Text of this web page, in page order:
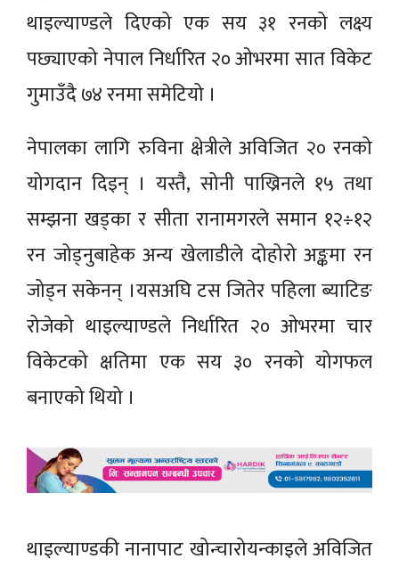
थाइल्याण्डले दिएको एक सय ३१ रनको लक्ष्य
पछ्याएको नेपाल निर्धारित २० ओभरमा सात विकेट
गुमाउँदै ७४ रनमा समेटियो ।
नेपालका लागि रुविना क्षेत्रीले अविजित २० रनको
योगदान दिइन् । यस्तै, सोनी पाख्रिनले १५ तथा
सम्झना खड्का र सीता रानामगरले समान १२÷१२
रन जोड्नुबाहेक अन्य खेलाडीले दोहोरो अङ्कमा रन
जोड्न सकेनन् ।यसअघि टस जितेर पहिला ब्याटिङ
रोजेको थाइल्याण्डले निर्धारित २० ओभरमा चार
विकेटको क्षतिमा एक सय ३० रनको योगफल
बनाएको थियो ।
थाइल्याण्डकी नानापाट खोन्चारोयन्काइले अविजित